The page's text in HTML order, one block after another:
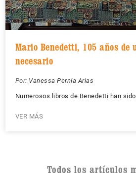
Mario Benedetti, 105 años de
necesario
Por: Vanessa Pernía Arias
Numerosos libros de Benedetti han
VER MÁS
Todos los artículos